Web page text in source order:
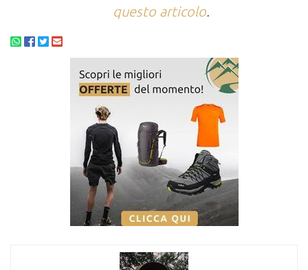
questo articolo.